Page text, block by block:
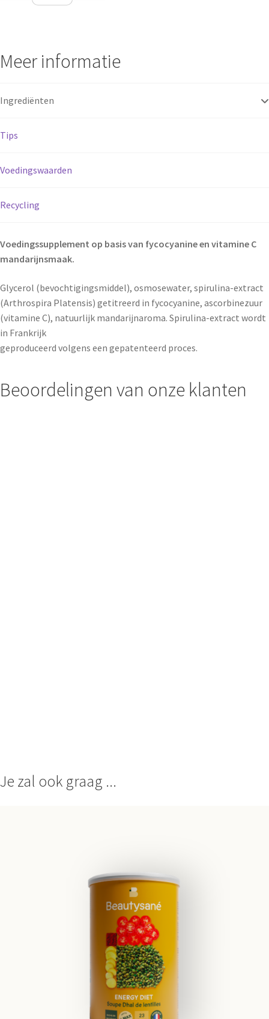
Meer informatie
Ingrediënten
Tips
Voedingswaarden
Recycling
Voedingssupplement op basis van fycocyanine en vitamine C
mandarijnsmaak.
Glycerol (bevochtigingsmiddel), osmosewater, spirulina-extract
(Arthrospira Platensis) getitreerd in fycocyanine, ascorbinezuur
(vitamine C), natuurlijk mandarijnaroma. Spirulina-extract wordt
in Frankrijk
geproduceerd volgens een gepatenteerd proces.
Beoordelingen van onze klanten
Je zal ook graag ...